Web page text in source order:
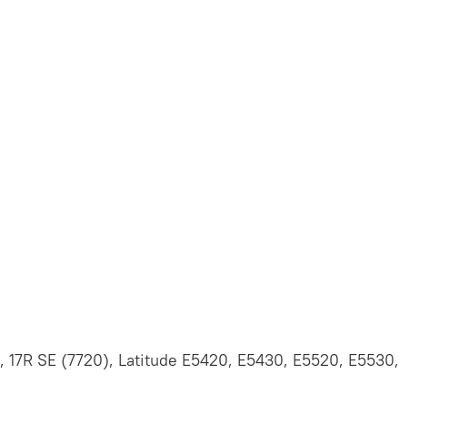
SE (7720), Latitude E5420, E5430, E5520, E5530,